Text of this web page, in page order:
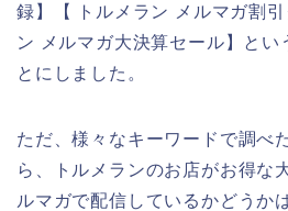
録】【 トルメラン メルマガ割
ン メルマガ大決算セール】とい
とにしました。
ただ、様々なキーワードで調べ
ら、トルメランのお店がお得な
ルマガで配信しているかどうか